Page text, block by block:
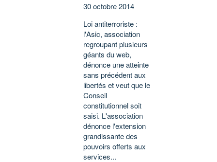
30 octobre 2014
Loi antiterroriste :
l'Asic, association
regroupant plusieurs
géants du web,
dénonce une atteinte
sans précédent aux
libertés et veut que le
Conseil
constitutionnel soit
saisi. L'association
dénonce l'extension
grandissante des
pouvoirs offerts aux
services...